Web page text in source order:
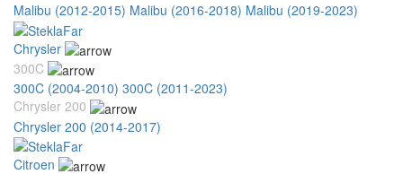
Malibu (2012-2015) Malibu (2016-2018) Malibu (2019-2023)
Chrysler
300C
300C (2004-2010) 300C (2011-2023)
Chrysler 200
Chrysler 200 (2014-2017)
Citroen